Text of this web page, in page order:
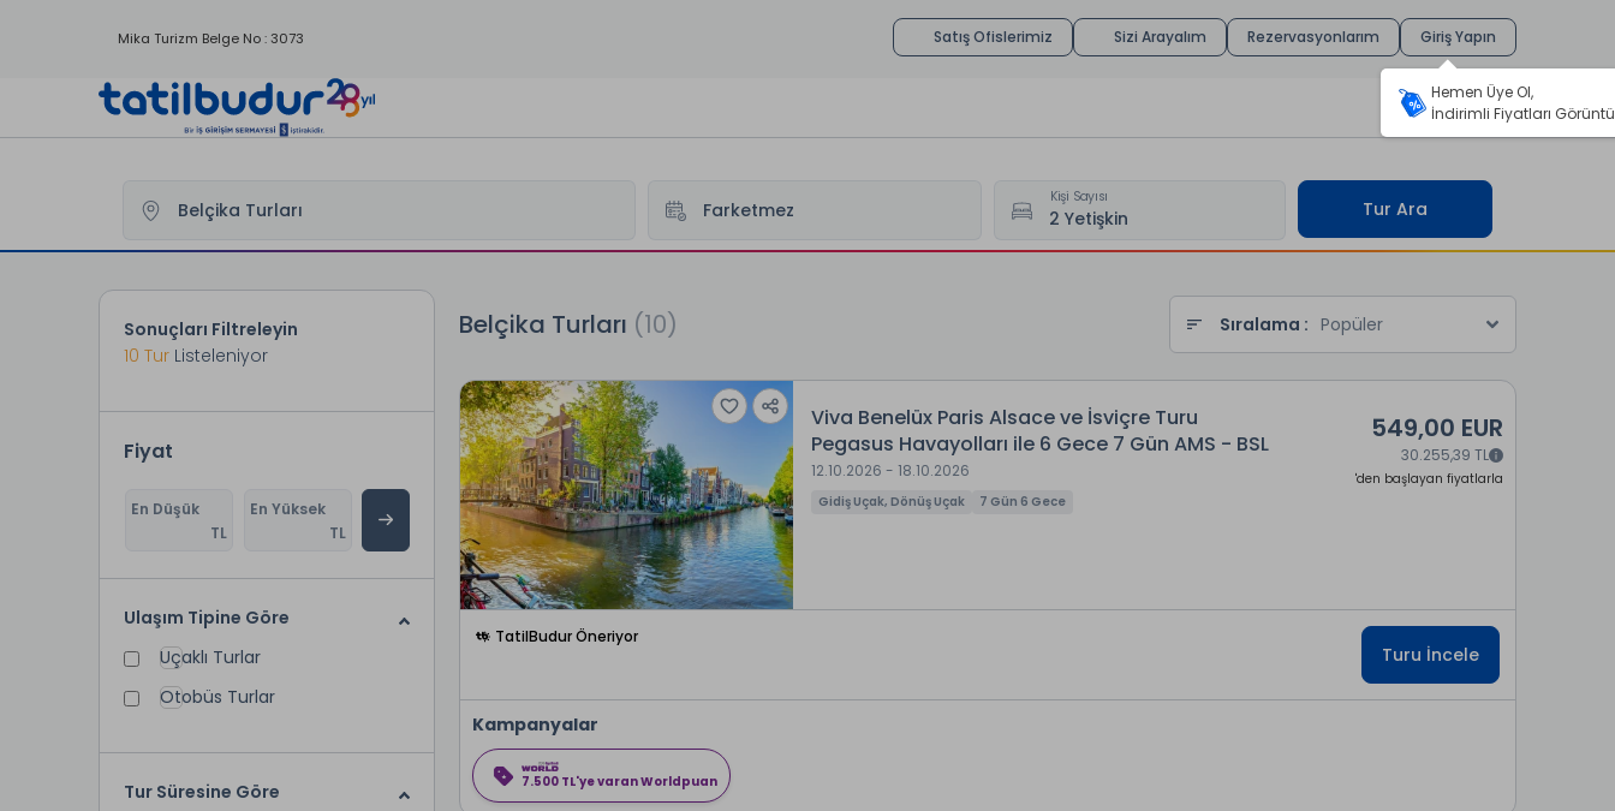
Mika Turizm Belge No : 3073 Satış Ofislerimiz Sizi Arayalım Rezervasyonlarım Giriş Yapın
Kişi Sayısı
Tur Ara
Sonuçları Filtreleyin
10 Tur Listeleniyor
Fiyat
En Düşük
TL
En Yüksek
TL
Ulaşım Tipine Göre
Uçaklı Turlar
Otobüs Turlar
Tur Süresine Göre
Sıralama : Popüler
Belçika Turları (10)
Viva Benelüx Paris Alsace ve İsviçre Turu
Pegasus Havayolları ile 6 Gece 7 Gün AMS - BSL
12.10.2026 - 18.10.2026
Gidiş Uçak, Dönüş Uçak 7 Gün 6 Gece
549,00 EUR
30.255,39 TL
'den başlayan fiyatlarla
TatilBudur Öneriyor
Turu İncele
Kampanyalar
7.500 TL'ye varan Worldpuan
Hemen Üye Ol,
İndirimli Fiyatları